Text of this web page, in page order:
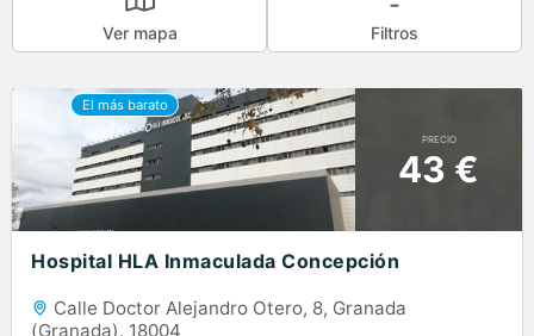
Ver mapa Filtros
PRECIO
43 €
Hospital HLA Inmaculada Concepción
Calle Doctor Alejandro Otero, 8, Granada
(Granada), 18004